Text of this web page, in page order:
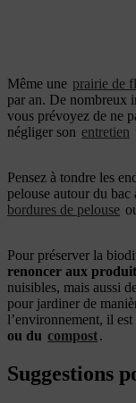
Même une prairie de
par an. De nombreux
vous prévoyez de ne
négliger son entretien
Pensez à tondre les
pelouse autour du bac
bordures de pelouse
Pour préserver la
renoncer aux
nuisibles, mais aussi
pour jardiner de
l’environnement, il est
ou du compost.
Suggestions